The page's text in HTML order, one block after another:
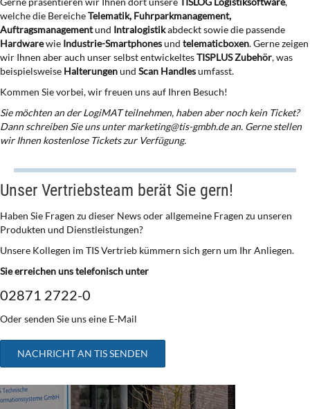
welche die BereicheTelematik, Fuhrparkmanagement,
Auftragsmanagementund Intralogistikabdeckt sowie die passende
Hardwarewie Industrie-Smartphonesund telematicboxen. Gerne zeigen
wir Ihnen aber auch unser selbst entwickeltesTISPLUS Zubehör, was
beispielsweise Halterungenund Scan Handlesumfasst.
Kommen Sie vorbei, wir freuen uns auf Ihren Besuch!
Sie möchten an der LogiMAT teilnehmen, haben aber noch kein Ticket?
Dann schreiben Sie uns unter marketing@tis-gmbh.de an. Gerne stellen
wir Ihnen kostenlose Tickets zur Verfügung.
Unser Vertriebsteam berät Sie gern!
Haben Sie Fragen zu dieser News oder allgemeine Fragen zu unseren
Produkten und Dienstleistungen?
Unsere Kollegen im TIS Vertrieb kümmern sich gern um Ihr Anliegen.
Sie erreichen uns telefonisch unter
02871 2722-0
Oder senden Sie uns eine E-Mail
NACHRICHT AN TIS SENDEN